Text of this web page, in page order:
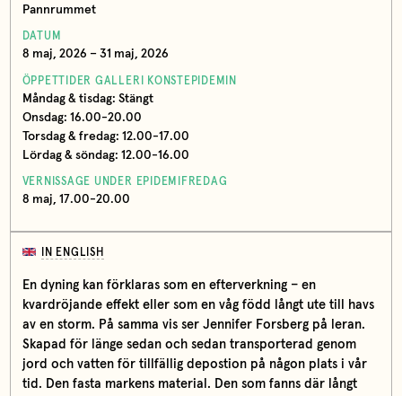
Pannrummet
DATUM
8 maj, 2026 – 31 maj, 2026
ÖPPETTIDER GALLERI KONSTEPIDEMIN
Måndag & tisdag: Stängt
Onsdag: 16.00-20.00
Torsdag & fredag: 12.00-17.00
Lördag & söndag: 12.00-16.00
VERNISSAGE UNDER EPIDEMIFREDAG
8 maj, 17.00-20.00
IN ENGLISH
En dyning kan förklaras som en efterverkning – en
kvardröjande effekt eller som en våg född långt ute till havs
av en storm. På samma vis ser Jennifer Forsberg på leran.
Skapad för länge sedan och sedan transporterad genom
jord och vatten för tillfällig depostion på någon plats i vår
tid. Den fasta markens material. Den som fanns där långt